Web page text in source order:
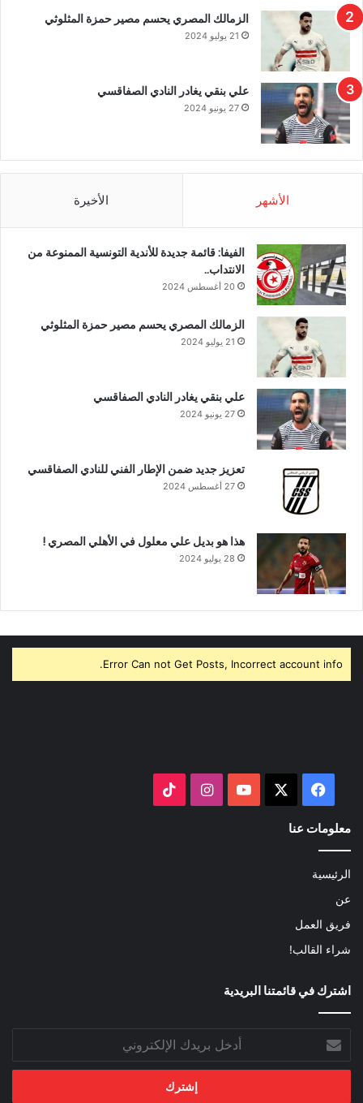
الزمالك المصري يحسم مصير حمزة المثلوثي
21 يوليو 2024
علي بنقي يغادر النادي الصفاقسي
27 يونيو 2024
الأشهر الأخيرة
الفيفا: قائمة جديدة للأندية التونسية الممنوعة من
الانتداب..
20 أغسطس 2024
الزمالك المصري يحسم مصير حمزة المثلوثي
21 يوليو 2024
علي بنقي يغادر النادي الصفاقسي
27 يونيو 2024
تعزيز جديد ضمن الإطار الفني للنادي الصفاقسي
27 أغسطس 2024
هذا هو بديل علي معلول في الأهلي المصري !
28 يوليو 2024
Error Can not Get Posts, Incorrect account info.
فيسبوك ‫YouTubeانستقرام
معلومات عنا
الرئيسية
عن
فريق العمل
شراء القالب!
اشترك في قائمتنا البريدية
بريدك
الإلكتروني